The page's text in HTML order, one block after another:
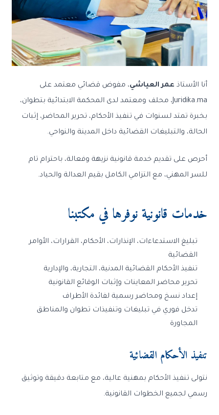
أنا الأستاذ عمر العياشي، مفوض قضائي معتمد على
Juridika.ma، محلف ومعتمد لدى المحكمة الابتدائية بتطوان،
بخبرة تمتد لسنوات في تنفيذ الأحكام، تحرير المحاضر، إثبات
الحالة، والتبليغات القضائية داخل المدينة والنواحي.
أحرص على تقديم خدمة قانونية نزيهة وفعالة، باحترام تام
للسر المهني، مع التزامي الكامل بقيم العدالة والحياد.
خدمات قانونية نوفرها في مكتبنا
تبليغ الاستدعاءات، الإنذارات، الأحكام، القرارات، الأوامر
القضائية
تنفيذ الأحكام القضائية المدنية، التجارية، والإدارية
تحرير محاضر المعاينات وإثبات الوقائع القانونية
إعداد نسخ ومحاضر رسمية لفائدة الأطراف
تدخل فوري في تبليغات وتنفيذات تطوان والمناطق
المجاورة
تنفيذ الأحكام القضائية
نتولى تنفيذ الأحكام بمهنية عالية، مع متابعة دقيقة وتوثيق
رسمي لجميع الخطوات القانونية.